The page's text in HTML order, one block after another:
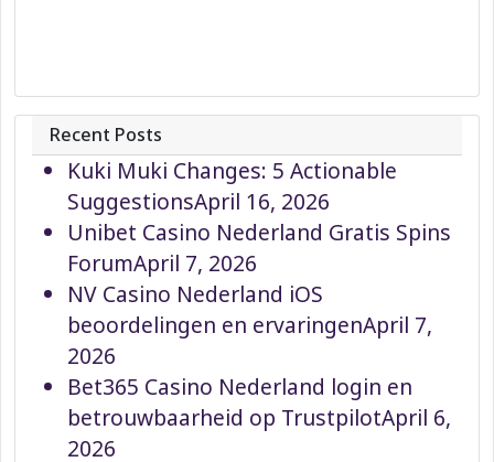
Recent Posts
Kuki Muki Changes: 5 Actionable
SuggestionsApril 16, 2026
Unibet Casino Nederland Gratis Spins
ForumApril 7, 2026
NV Casino Nederland iOS
beoordelingen en ervaringenApril 7,
2026
Bet365 Casino Nederland login en
betrouwbaarheid op TrustpilotApril 6,
2026